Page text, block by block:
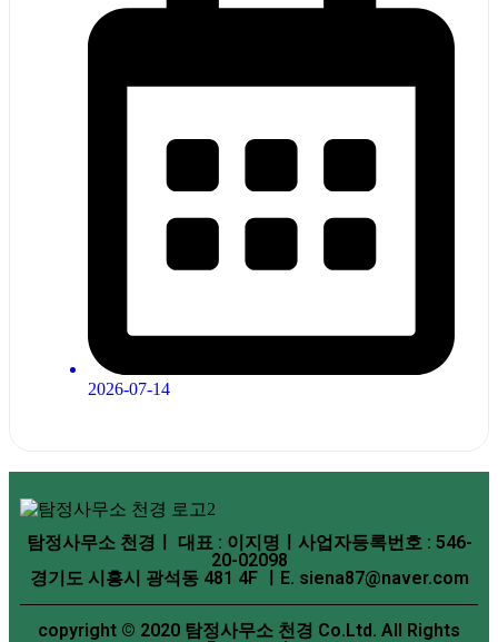
2026-07-14
탐정사무소 천경ㅣ 대표 : 이지명ㅣ사업자등록번호 : 546-
20-02098
경기도 시흥시 광석동 481 4F ㅣE. siena87@naver.com
copyright © 2020 탐정사무소 천경 Co.Ltd. All Rights